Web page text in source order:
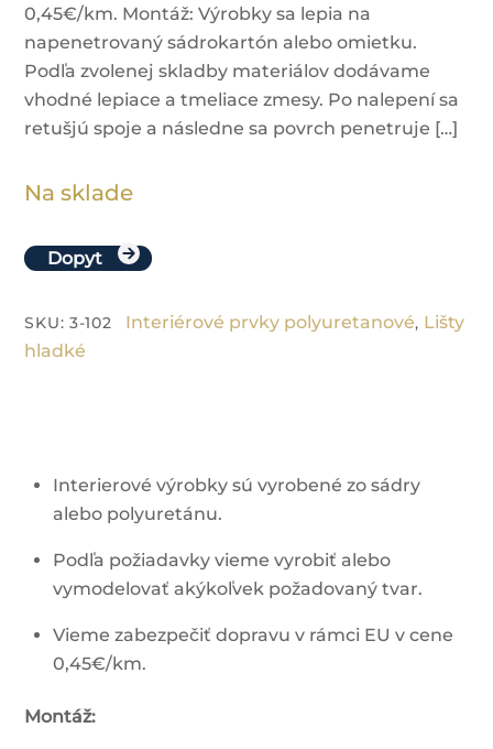
0,45€/km. Montáž: Výrobky sa lepia na
napenetrovaný sádrokartón alebo omietku.
Podľa zvolenej skladby materiálov dodávame
vhodné lepiace a tmeliace zmesy. Po nalepení sa
retušjú spoje a následne sa povrch penetruje […]
Na sklade
Dopyt
SKU:3-102 Interiérové prvky polyuretanové, Lišty
hladké
Interierové výrobky sú vyrobené zo sádry
alebo polyuretánu.
Podľa požiadavky vieme vyrobiť alebo
vymodelovať akýkoľvek požadovaný tvar.
Vieme zabezpečiť dopravu v rámci EU v cene
0,45€/km.
Montáž: